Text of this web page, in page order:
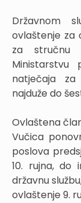
Državnom
ovlaštenje za
za stručnu
Ministarstvu
natječaja
najduže do
Ovlaštena
Vučica
poslova
10. rujna, do
državnu
ovlaštenje 9.